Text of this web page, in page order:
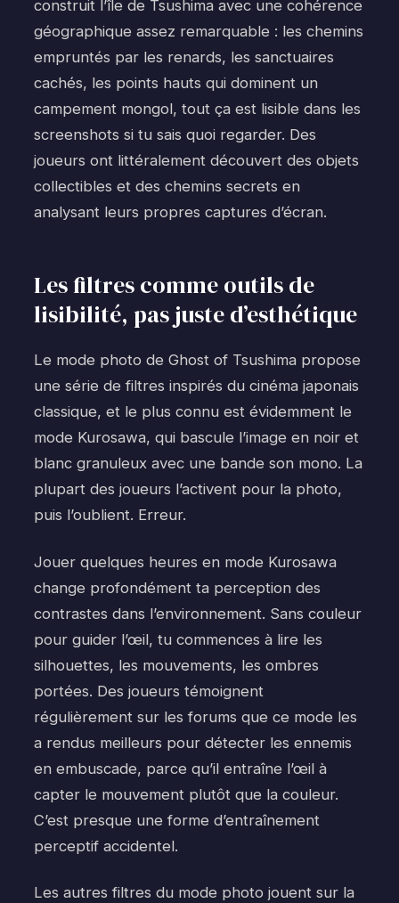
construit l’île de Tsushima avec une cohérence
géographique assez remarquable : les chemins
empruntés par les renards, les sanctuaires
cachés, les points hauts qui dominent un
campement mongol, tout ça est lisible dans les
screenshots si tu sais quoi regarder. Des
joueurs ont littéralement découvert des objets
collectibles et des chemins secrets en
analysant leurs propres captures d’écran.
Les filtres comme outils de
lisibilité, pas juste d’esthétique
Le mode photo de Ghost of Tsushima propose
une série de filtres inspirés du cinéma japonais
classique, et le plus connu est évidemment le
mode Kurosawa, qui bascule l’image en noir et
blanc granuleux avec une bande son mono. La
plupart des joueurs l’activent pour la photo,
puis l’oublient. Erreur.
Jouer quelques heures en mode Kurosawa
change profondément ta perception des
contrastes dans l’environnement. Sans couleur
pour guider l’œil, tu commences à lire les
silhouettes, les mouvements, les ombres
portées. Des joueurs témoignent
régulièrement sur les forums que ce mode les
a rendus meilleurs pour détecter les ennemis
en embuscade, parce qu’il entraîne l’œil à
capter le mouvement plutôt que la couleur.
C’est presque une forme d’entraînement
perceptif accidentel.
Les autres filtres du mode photo jouent sur la